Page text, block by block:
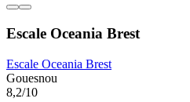
Escale Oceania Brest
Escale Oceania Brest
Gouesnou
8,2/10